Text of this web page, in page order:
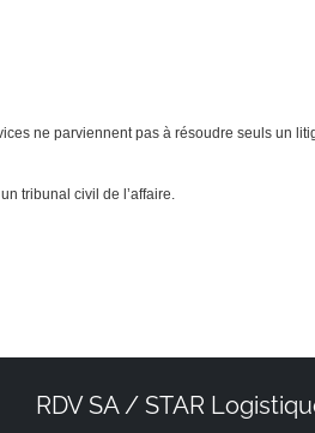
ne parviennent pas à résoudre seuls un
tribunal civil de l’affaire.
RDV SA / STAR